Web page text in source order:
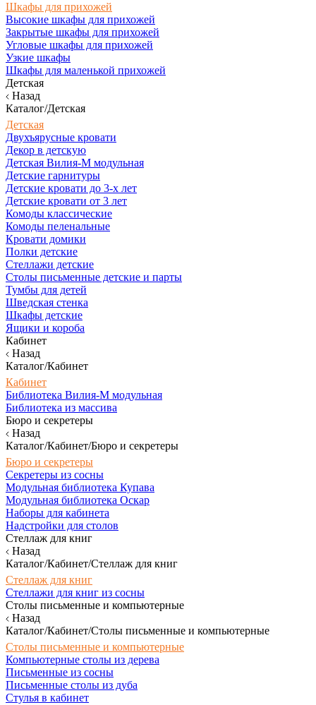
Шкафы для прихожей
Высокие шкафы для прихожей
Закрытые шкафы для прихожей
Угловые шкафы для прихожей
Узкие шкафы
Шкафы для маленькой прихожей
Детская
Назад
Каталог/Детская
Детская
Двухъярусные кровати
Декор в детскую
Детская Вилия-М модульная
Детские гарнитуры
Детские кровати до 3-х лет
Детские кровати от 3 лет
Комоды классические
Комоды пеленальные
Кровати домики
Полки детские
Стеллажи детские
Столы письменные детские и парты
Тумбы для детей
Шведская стенка
Шкафы детские
Ящики и короба
Кабинет
Назад
Каталог/Кабинет
Кабинет
Библиотека Вилия-М модульная
Библиотека из массива
Бюро и секретеры
Назад
Каталог/Кабинет/Бюро и секретеры
Бюро и секретеры
Секретеры из сосны
Модульная библиотека Купава
Модульная библиотека Оскар
Наборы для кабинета
Надстройки для столов
Стеллаж для книг
Назад
Каталог/Кабинет/Стеллаж для книг
Стеллаж для книг
Стеллажи для книг из сосны
Столы письменные и компьютерные
Назад
Каталог/Кабинет/Столы письменные и компьютерные
Столы письменные и компьютерные
Компьютерные столы из дерева
Письменные из сосны
Письменные столы из дуба
Стулья в кабинет